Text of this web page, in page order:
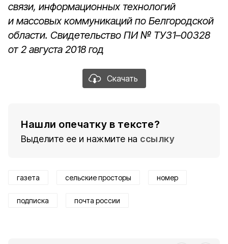
связи, информационных технологий
и массовых коммуникаций по Белгородской
области. Свидетельство ПИ № ТУ31–00328
от 2 августа 2018 год
Скачать
Нашли опечатку в тексте?
Выделите ее и нажмите на ссылку
газета сельские просторы номер
подписка почта россии